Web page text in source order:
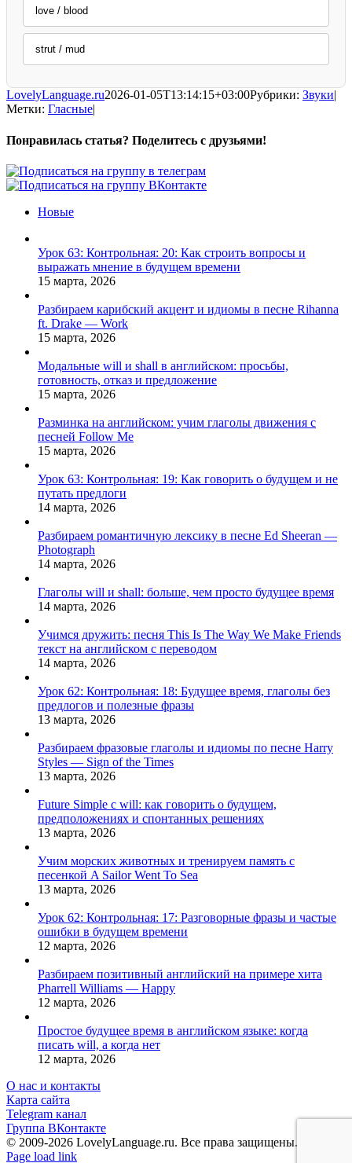
love / blood
strut / mud
LovelyLanguage.ru2026-01-05T13:14:15+03:00Рубрики: Звуки|
Метки: Гласные|
Понравилась статья? Поделитесь с друзьями!
Facebook
X
Pinterest
Vk
Новые
Урок 63: Контрольная: 20: Как строить вопросы и
выражать мнение в будущем времени
15 марта, 2026
Разбираем карибский акцент и идиомы в песне Rihanna
ft. Drake — Work
15 марта, 2026
Модальные will и shall в английском: просьбы,
готовность, отказ и предложение
15 марта, 2026
Разминка на английском: учим глаголы движения с
песней Follow Me
15 марта, 2026
Урок 63: Контрольная: 19: Как говорить о будущем и не
путать предлоги
14 марта, 2026
Разбираем романтичную лексику в песне Ed Sheeran —
Photograph
14 марта, 2026
Глаголы will и shall: больше, чем просто будущее время
14 марта, 2026
Учимся дружить: песня This Is The Way We Make Friends
текст на английском с переводом
14 марта, 2026
Урок 62: Контрольная: 18: Будущее время, глаголы без
предлогов и полезные фразы
13 марта, 2026
Разбираем фразовые глаголы и идиомы по песне Harry
Styles — Sign of the Times
13 марта, 2026
Future Simple с will: как говорить о будущем,
предположениях и спонтанных решениях
13 марта, 2026
Учим морских животных и тренируем память с
песенкой A Sailor Went To Sea
13 марта, 2026
Урок 62: Контрольная: 17: Разговорные фразы и частые
ошибки в будущем времени
12 марта, 2026
Разбираем позитивный английский на примере хита
Pharrell Williams — Happy
12 марта, 2026
Простое будущее время в английском языке: когда
писать will, а когда нет
12 марта, 2026
О нас и контакты
Карта сайта
Telegram канал
Группа ВКонтакте
© 2009-2026 LovelyLanguage.ru. Все права защищены.
Vk
Telegram
Page load link